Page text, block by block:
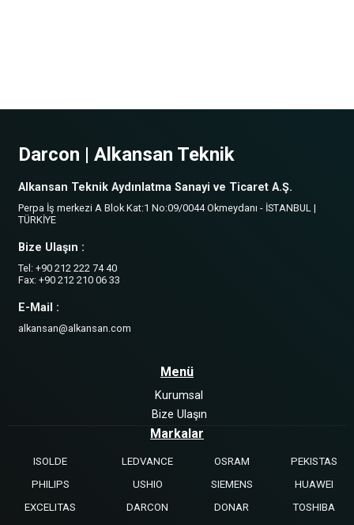
Darcon | Alkansan Teknik
Alkansan Teknik Aydınlatma Sanayi ve Ticaret A.Ş.
Perpa İş merkezi A Blok Kat:1 No:09/0044 Okmeydanı - İSTANBUL |
TÜRKİYE
Bize Ulaşın :
Tel: +90 212 222 74 40
Fax: +90 212 210 06 33
E-Mail :
alkansan@alkansan.com
Menü
Kurumsal
Bize Ulaşın
Markalar
ISOLDE LEDVANCE OSRAM
PEKISTAS
PHILIPS
USHIO SIEMENS
HUAWEI
EXCELITAS
DARCON DONAR
TOSHIBA